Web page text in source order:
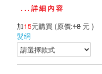
...詳細內容
加15元購買 (原價:18 元 )
髮網